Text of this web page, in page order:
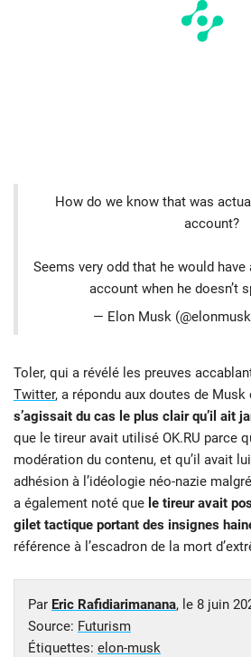
How do we know that was
account?
Seems very odd that he would
account when he doesn’t
— Elon Musk
Toler, qui a révélé les preuves
Twitter, a répondu aux doutes de Musk
s’agissait du cas le plus clair qu’il ait
que le tireur avait utilisé OK.RU parce
modération du contenu, et qu’il avait
adhésion à l’idéologie néo-nazie
a également noté que le tireur avait
gilet tactique portant des insignes
référence à l’escadron de la mort
Par Eric Rafidiarimanana, le 8 juin
Source: Futurism
Étiquettes: elon-musk